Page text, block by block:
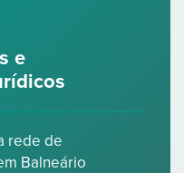
e
rede de
Balneário